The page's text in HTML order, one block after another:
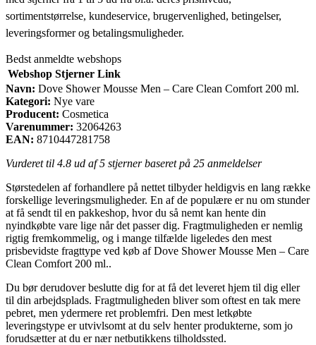
sortimentstørrelse, kundeservice, brugervenlighed, betingelser,
leveringsformer og betalingsmuligheder.
Bedst anmeldte webshops
Webshop Stjerner Link
Navn: Dove Shower Mousse Men – Care Clean Comfort 200 ml.
Kategori: Nye vare
Producent: Cosmetica
Varenummer: 32064263
EAN: 8710447281758
Vurderet til 4.8 ud af 5 stjerner baseret på 25 anmeldelser
Størstedelen af forhandlere på nettet tilbyder heldigvis en lang række
forskellige leveringsmuligheder. En af de populære er nu om stunder
at få sendt til en pakkeshop, hvor du så nemt kan hente din
nyindkøbte vare lige når det passer dig. Fragtmuligheden er nemlig
rigtig fremkommelig, og i mange tilfælde ligeledes den mest
prisbevidste fragttype ved køb af Dove Shower Mousse Men – Care
Clean Comfort 200 ml..
Du bør derudover beslutte dig for at få det leveret hjem til dig eller
til din arbejdsplads. Fragtmuligheden bliver som oftest en tak mere
pebret, men ydermere ret problemfri. Den mest letkøbte
leveringstype er utvivlsomt at du selv henter produkterne, som jo
forudsætter at du er nær netbutikkens tilholdssted.